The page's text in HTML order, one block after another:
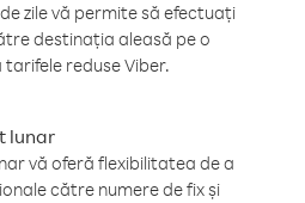
zile vă permite să efectuați
destinația aleasă pe o
tarifele reduse Viber.
lunar
vă oferă flexibilitatea de a
către numere de fix și